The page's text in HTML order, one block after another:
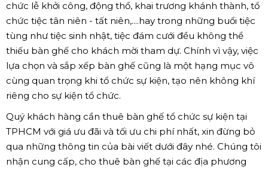
chức lễ khởi công, động thổ, khai trương khánh thành, tổ
chức tiệc tân niên - tất niên,....hay trong những buổi tiệc
tùng như tiệc sinh nhật, tiệc đám cưới đều không thể
thiếu bàn ghế cho khách mời tham dự. Chính vì vậy, việc
lựa chọn và sắp xếp bàn ghế cũng là một hạng mục vô
cùng quan trọng khi tổ chức sự kiện, tạo nên không khí
riêng cho sự kiện tổ chức.
Quý khách hàng cần thuê bàn ghế tổ chức sự kiện tại
TPHCM với giá ưu đãi và tối ưu chi phí nhất, xin đừng bỏ
qua những thông tin của bài viết dưới đây nhé. Chúng tôi
nhận cung cấp, cho thuê bàn ghế tại các địa phương